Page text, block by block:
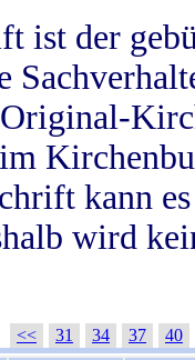
ist der
kann
wird
<< 31 34 37
40